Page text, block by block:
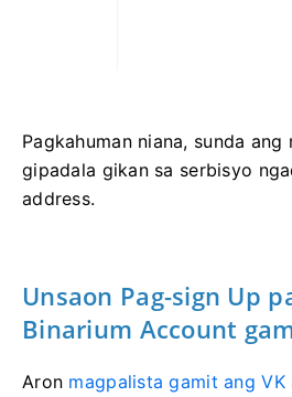
Pagkahuman niana, sunda
gipadala gikan sa serbisyo
address.
Unsaon Pag-sign Up
Binarium Account
Aron magpalista gamit ang VK